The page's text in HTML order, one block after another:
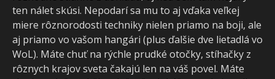
ten nálet skúsi. Nepodarí sa mu to aj vďaka veľkej
miere rôznorodosti techniky nielen priamo na boji, ale
aj priamo vo vašom hangári (plus ďalšie dve lietadlá vo
WoL). Máte chuť na rýchle prudké otočky, stíhačky z
rôznych krajov sveta čakajú len na váš povel. Máte